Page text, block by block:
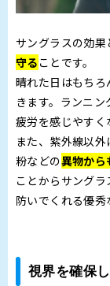
サングラスの効
守る ことです。
晴れた日はもちろ
きます。ランニ
疲労を感じやすく
また、紫外線以
粉などの異物から
ことからサング
防いでくれる優秀
視界を確保